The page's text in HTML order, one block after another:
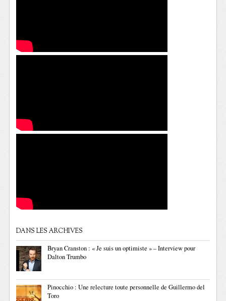
DANS LES ARCHIVES
Bryan Cranston : « Je suis un optimiste » – Interview pour
Dalton Trumbo
Pinocchio : Une relecture toute personnelle de Guillermo del
Toro